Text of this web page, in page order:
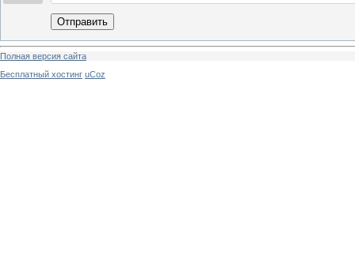
Отправить
Полная версия сайта
Бесплатный хостинг uCoz